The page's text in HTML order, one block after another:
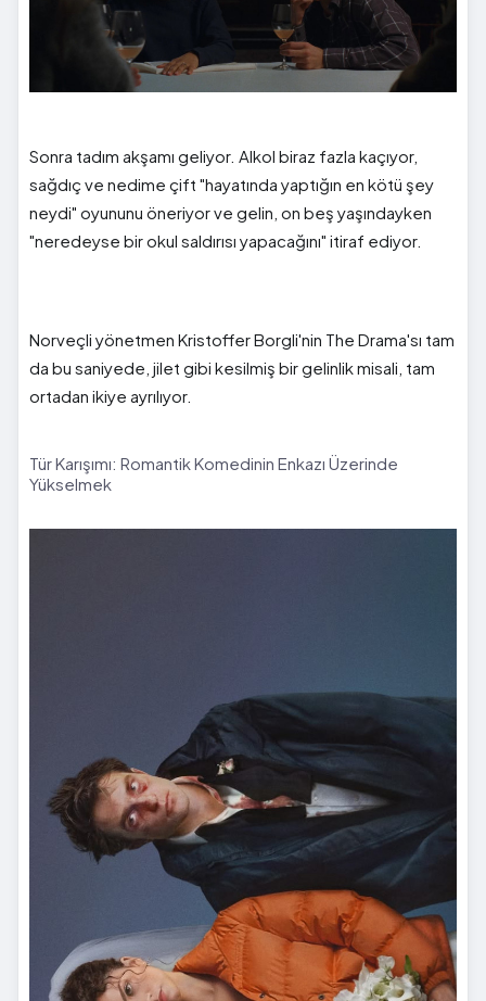
Sonra tadım akşamı geliyor. Alkol biraz fazla kaçıyor,
sağdıç ve nedime çift "hayatında yaptığın en kötü şey
neydi" oyununu öneriyor ve gelin, on beş yaşındayken
"neredeyse bir okul saldırısı yapacağını" itiraf ediyor.
Norveçli yönetmen Kristoffer Borgli'nin The Drama'sı tam
da bu saniyede, jilet gibi kesilmiş bir gelinlik misali, tam
ortadan ikiye ayrılıyor.
Tür Karışımı: Romantik Komedinin Enkazı Üzerinde
Yükselmek